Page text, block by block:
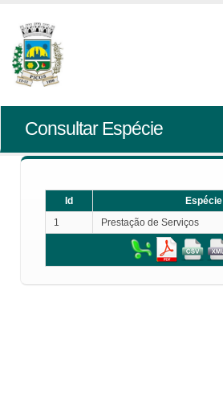
Consultar Espécie
Id
Espécie
1
Prestação de Serviços